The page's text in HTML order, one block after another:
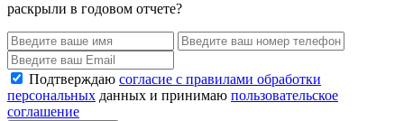
раскрыли в годовом отчете?
Подтверждаю согласие с правилами обработки
персональных данных и принимаю пользовательское
соглашение